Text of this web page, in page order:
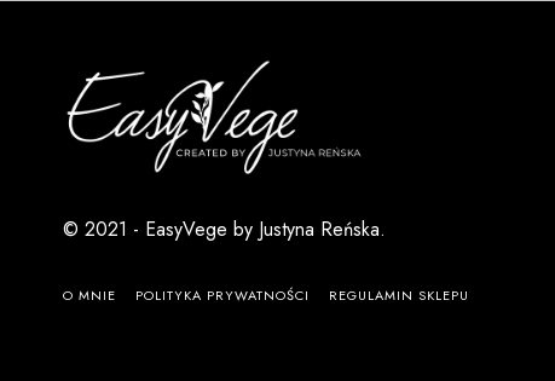
© 2021 - EasyVege by Justyna Reńska.
O MNIE POLITYKA PRYWATNOŚCI REGULAMIN SKLEPU